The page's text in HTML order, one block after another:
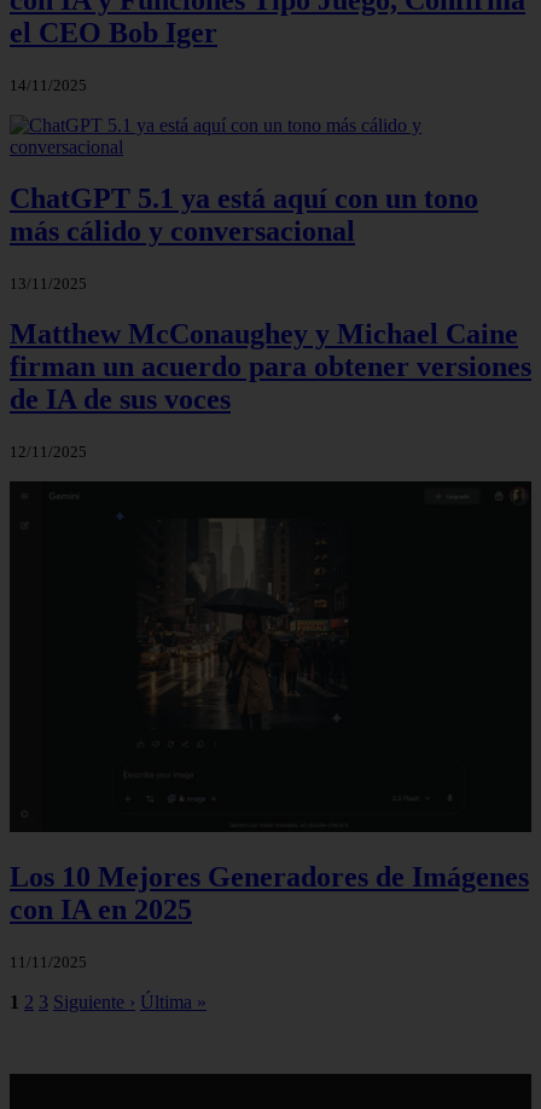
el CEO Bob Iger
14/11/2025
ChatGPT 5.1 ya está aquí con un tono
más cálido y conversacional
13/11/2025
Matthew McConaughey y Michael Caine
firman un acuerdo para obtener versiones
de IA de sus voces
12/11/2025
Los 10 Mejores Generadores de Imágenes
con IA en 2025
11/11/2025
1 2 3 Siguiente › Última »